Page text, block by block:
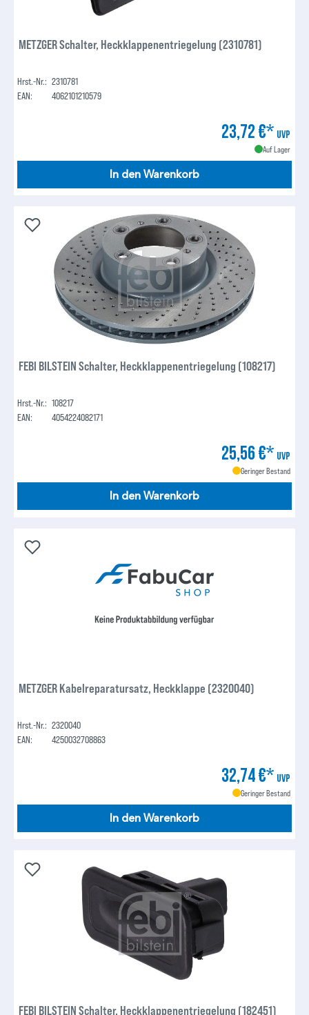
METZGER Schalter, Heckklappenentriegelung (2310781)
Hrst.-Nr.: 2310781
EAN:
4062101210579
23,72 €* UVP
Auf Lager
In den Warenkorb
FEBI BILSTEIN Schalter, Heckklappenentriegelung (108217)
Hrst.-Nr.: 108217
EAN:
4054224082171
25,56 €* UVP
Geringer Bestand
In den Warenkorb
METZGER Kabelreparatursatz, Heckklappe (2320040)
Hrst.-Nr.: 2320040
EAN:
4250032708863
32,74 €* UVP
Geringer Bestand
In den Warenkorb
FEBI BILSTEIN Schalter, Heckklappenentriegelung (182451)